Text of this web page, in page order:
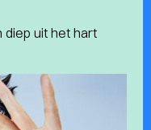
uit het hart